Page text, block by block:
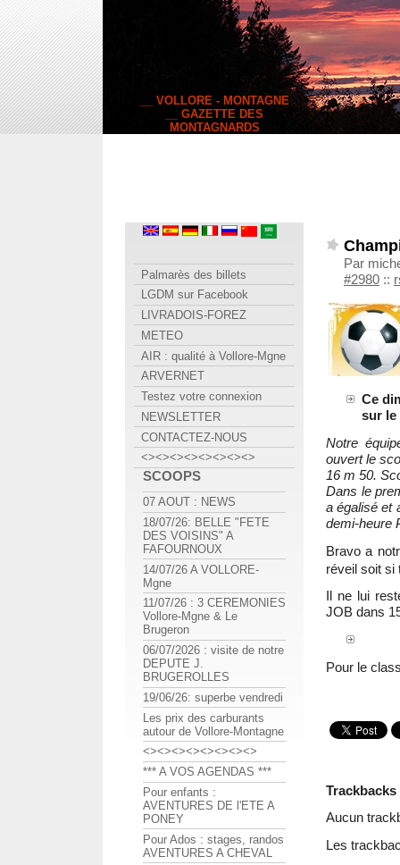
__ VOLLORE - MONTAGNE
__ GAZETTE DES
MONTAGNARDS
Par
#2980 ::
Ce
sur le
Notre
ouvert le
16 m 50.
Dans le
a égalisé et
demi-heure
Bravo a
réveil soit si
Il ne lui
JOB dans
Pour le
Trackbacks
Aucun
Les
Palmarès des billets
LGDM sur Facebook
LIVRADOIS-FOREZ
METEO
AIR : qualité à Vollore-Mgne
ARVERNET
Testez votre connexion
NEWSLETTER
CONTACTEZ-NOUS
<><><><><><><><>
SCOOPS
07 AOUT : NEWS
18/07/26: BELLE "FETE
DES VOISINS" A
FAFOURNOUX
14/07/26 A VOLLORE-
Mgne
11/07/26 : 3 CEREMONIES
Vollore-Mgne & Le
Brugeron
06/07/2026 : visite de notre
DEPUTE J.
BRUGEROLLES
19/06/26: superbe vendredi
Les prix des carburants
autour de Vollore-Montagne
<><><><><><><><>
*** A VOS AGENDAS ***
Pour enfants :
AVENTURES DE l'ETE A
PONEY
Pour Ados : stages, randos
AVENTURES A CHEVAL